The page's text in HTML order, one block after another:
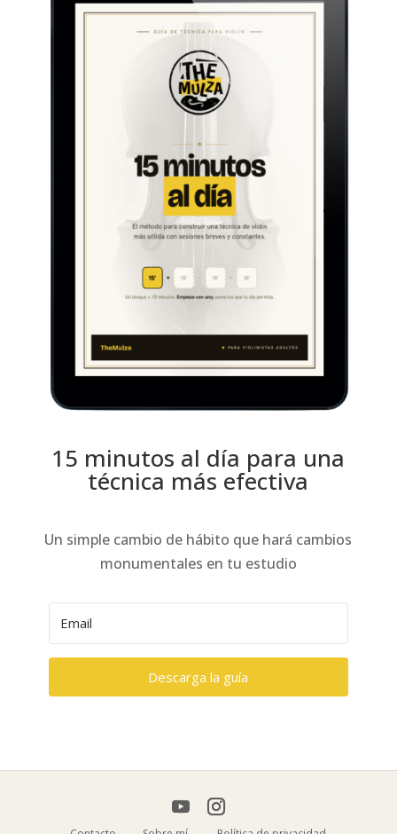
15 minutos al día para una
técnica más efectiva
Un simple cambio de hábito que hará cambios
monumentales en tu estudio
Descarga la guía